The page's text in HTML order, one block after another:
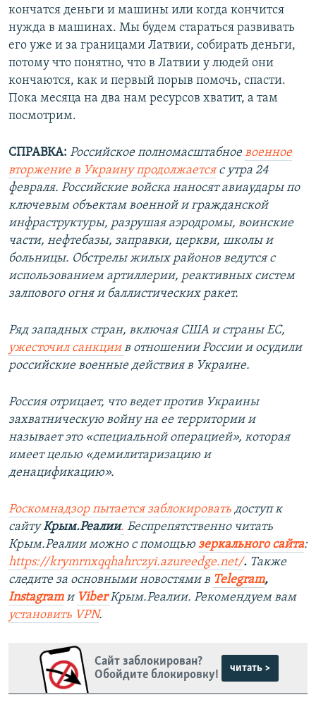
кончатся деньги и машины или когда кончится
нужда в машинах. Мы будем стараться развивать
его уже и за границами Латвии, собирать деньги,
потому что понятно, что в Латвии у людей они
кончаются, как и первый порыв помочь, спасти.
Пока месяца на два нам ресурсов хватит, а там
посмотрим.
СПРАВКА: Российское полномасштабноевоенное
вторжение в Украину продолжаетсяс утра 24
февраля. Российские войска наносят авиаудары по
ключевым объектам военной и гражданской
инфраструктуры, разрушая аэродромы, воинские
части, нефтебазы, заправки, церкви, школы и
больницы. Обстрелы жилых районов ведутся с
использованием артиллерии, реактивных систем
залпового огня и баллистических ракет.
Ряд западных стран, включая США и страны ЕС,
ужесточил санкциив отношении России и осудили
российские военные действия в Украине.
Россия отрицает, что ведет против Украины
захватническую войну на ее территории и
называет это «специальной операцией», которая
имеет целью «демилитаризацию и
денацификацию».
Роскомнадзор пытается заблокировать доступ к
сайтуКрым.Реалии. Беспрепятственно читать
Крым.Реалии можно с помощью зеркального сайта:
https://krymrnxqqhahrczyi.azureedge.net/. Также
следите за основными новостями в Telegram,
Instagram и ViberКрым.Реалии. Рекомендуем вам
установить VPN.
Сайт заблокирован?
Обойдите блокировку!
читать >